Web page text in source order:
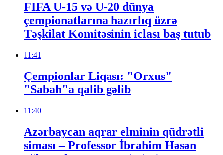
FIFA U-15 və U-20 dünya
çempionatlarına hazırlıq üzrə
Təşkilat Komitəsinin iclası baş tutub
11:41
Çempionlar Liqası: "Orxus"
"Sabah"a qalib gəlib
11:40
Azərbaycan aqrar elminin qüdrətli
siması – Professor İbrahim Həsən